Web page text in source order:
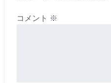
コメント ※